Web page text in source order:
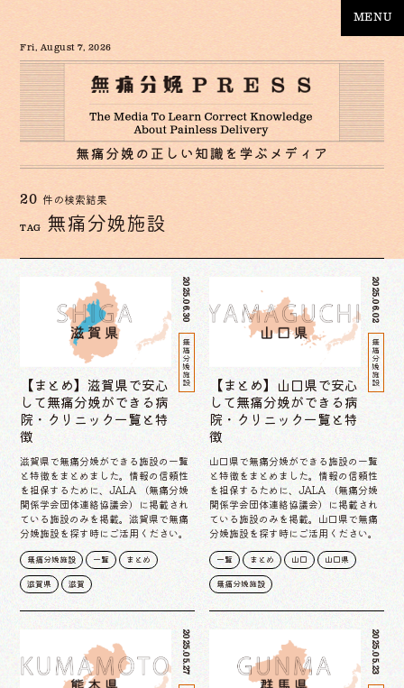
MENU
Fri, August 7, 2026
20 件の検索結果
TAG 無痛分娩施設
2025.06.30
無痛分娩施設
【まとめ】滋賀県で安心
して無痛分娩ができる病
院・クリニック一覧と特
徴
滋賀県で無痛分娩ができる施設の一覧
と特徴をまとめました。情報の信頼性
を担保するために、JALA （無痛分娩
関係学会団体連絡協議会）に掲載され
ている施設のみを掲載。滋賀県で無痛
分娩施設を探す時にご活用ください。
無痛分娩施設 一覧 まとめ
滋賀県 滋賀
2025.06.02
無痛分娩施設
【まとめ】山口県で安心
して無痛分娩ができる病
院・クリニック一覧と特
徴
山口県で無痛分娩ができる施設の一覧
と特徴をまとめました。情報の信頼性
を担保するために、JALA （無痛分娩
関係学会団体連絡協議会）に掲載され
ている施設のみを掲載。山口県で無痛
分娩施設を探す時にご活用ください。
一覧 まとめ 山口 山口県
無痛分娩施設
2025.05.27 2025.05.23